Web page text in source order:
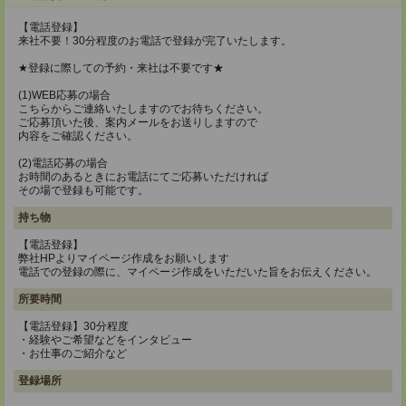
【電話登録】
来社不要！30分程度のお電話で登録が完了いたします。
★登録に際しての予約・来社は不要です★
(1)WEB応募の場合
こちらからご連絡いたしますのでお待ちください。
ご応募頂いた後、案内メールをお送りしますので
内容をご確認ください。
(2)電話応募の場合
お時間のあるときにお電話にてご応募いただければ
その場で登録も可能です。
持ち物
【電話登録】
弊社HPよりマイページ作成をお願いします
電話での登録の際に、マイページ作成をいただいた旨をお伝えください。
所要時間
【電話登録】30分程度
・経験やご希望などをインタビュー
・お仕事のご紹介など
登録場所